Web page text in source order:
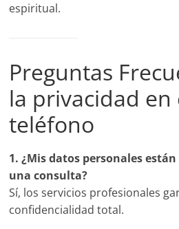
espiritual.
Preguntas
la privacidad
teléfono
1. ¿Mis datos personales
una consulta?
Sí, los servicios profesionales
confidencialidad total.